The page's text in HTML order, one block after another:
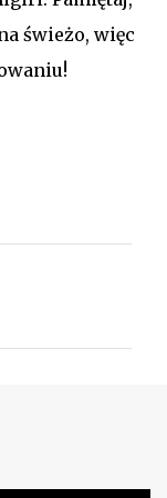
świeżo, więc